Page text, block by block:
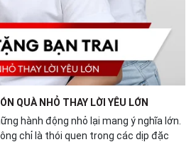
QUÀ NHỎ THAY LỜI YÊU LỚN
hành động nhỏ lại mang ý nghĩa lớn.
chỉ là thói quen trong các dịp đặc